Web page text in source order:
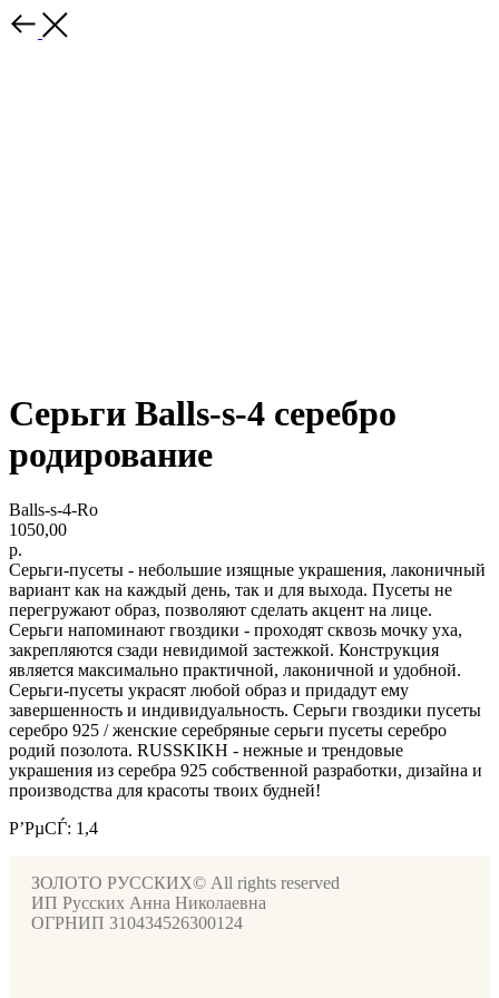
Серьги Balls-s-4 серебро
родирование
Balls-s-4-Ro
1050,00
р.
Серьги-пусеты - небольшие изящные украшения, лаконичный
вариант как на каждый день, так и для выхода. Пусеты не
перегружают образ, позволяют сделать акцент на лице.
Серьги напоминают гвоздики - проходят сквозь мочку уха,
закрепляются сзади невидимой застежкой. Конструкция
является максимально практичной, лаконичной и удобной.
Серьги-пусеты украсят любой образ и придадут ему
завершенность и индивидуальность. Серьги гвоздики пусеты
серебро 925 / женские серебряные серьги пусеты серебро
родий позолота. RUSSKIKH - нежные и трендовые
украшения из серебра 925 собственной разработки, дизайна и
производства для красоты твоих будней!
Р’РµСЃ: 1,4
ЗОЛОТО РУССКИХ© All rights reserved
ИП Русских Анна Николаевна
ОГРНИП 310434526300124